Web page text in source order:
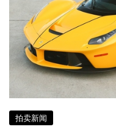
拍卖新闻